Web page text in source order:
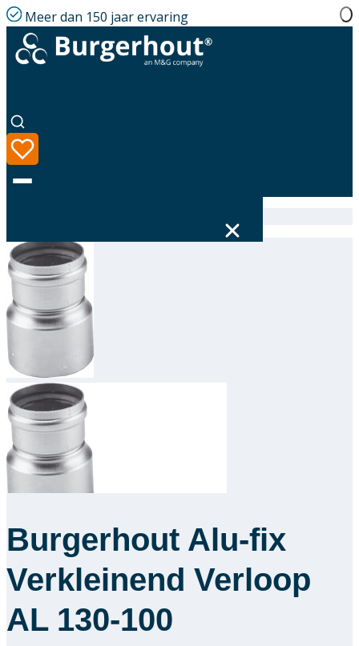
Meer dan 150 jaar ervaring
Taal
Assortiment
Oplossingen
Downloads
Academy
Over ons
Burgerhout Alu-fix
Verkleinend Verloop
AL 130-100